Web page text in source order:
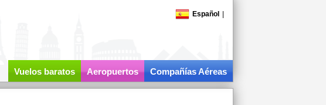
Español
Vuelos baratos Aeropuertos Compañías Aéreas